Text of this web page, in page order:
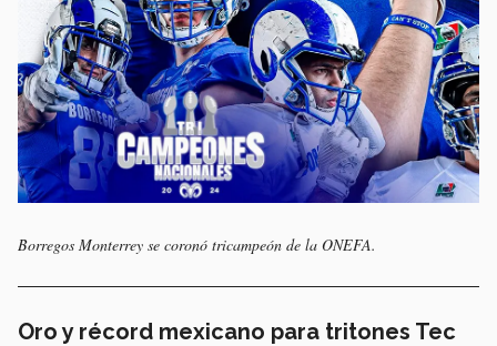
Borregos Monterrey se coronó tricampeón de la ONEFA.
Oro y récord mexicano para tritones Tec